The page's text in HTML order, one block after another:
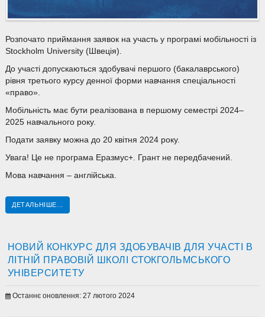
Розпочато приймання заявок на участь у програмі мобільності із
Stockholm University (Швеція).
До участі допускаються здобувачі першого (бакалаврського)
рівня третього курсу денної форми навчання спеціальності
«право».
Мобільність має бути реалізована в першому семестрі 2024–
2025 навчального року.
Подати заявку можна до 20 квітня 2024 року.
Увага! Це не програма Еразмус+. Грант не передбачений.
Мова навчання – англійська.
ДЕТАЛЬНІШЕ...
НОВИЙ КОНКУРС ДЛЯ ЗДОБУВАЧІВ ДЛЯ УЧАСТІ В
ЛІТНІЙ ПРАВОВІЙ ШКОЛІ СТОКГОЛЬМСЬКОГО
УНІВЕРСИТЕТУ
Останнє оновлення: 27 лютого 2024